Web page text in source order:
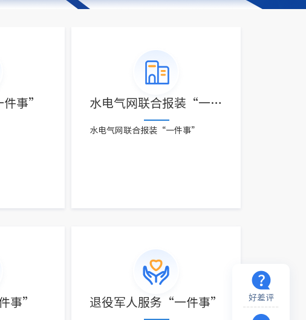
事” 水电气网联合报装“一件事”
水电气网联合报装“一件事”
事” 退役军人服务“一件事” 好差评